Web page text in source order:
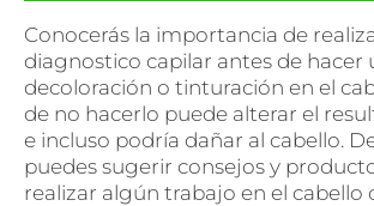
Conocerás la importancia de
diagnostico capilar antes de hacer
decoloración o tinturación en el
de no hacerlo puede alterar el
e incluso podría dañar al cabello.
puedes sugerir consejos y
realizar algún trabajo en el cabello